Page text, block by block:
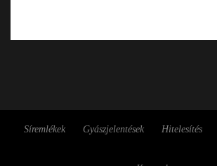
Síremlékek Gyászjelentések Hitelesítés